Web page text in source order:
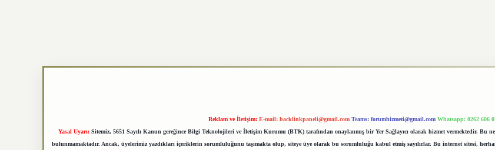
Reklam ve İletişim: E-mail: backlinkpaneli@gmail.com Teams: forumhizmeti@gmail.com Whatsapp: 0262 606
Yasal Uyarı: Sitemiz, 5651 Sayılı Kanun gereğince Bilgi Teknolojileri ve İletişim Kurumu (BTK) tarafından onaylanmış bir Yer Sağlayıcı olarak hizmet vermektedir. Bu
bulunmamaktadır. Ancak, üyelerimiz yazdıkları içeriklerin sorumluluğunu taşımakta olup, siteye üye olarak bu sorumluluğu kabul etmiş sayılırlar. Bu internet sitesi,